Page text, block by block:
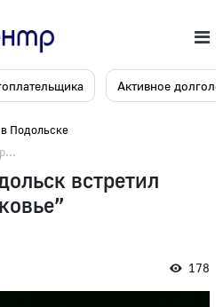
Активное
Подольске
встретил
178